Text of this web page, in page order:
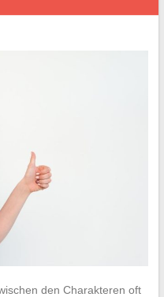
den Charakteren oft